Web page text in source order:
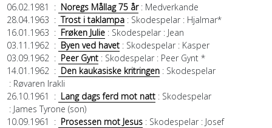
06.02.1981
: Noregs Mållag 75 år: Medverkande
28.04.1963 : Trost i taklampa: Skodespelar: Hjalmar*
16.01.1963 : Frøken Julie: Skodespelar: Jean
03.11.1962: Byen ved havet: Skodespelar: Kasper
03.09.1962: Peer Gynt: Skodespelar: Peer Gynt *
14.01.1962: Den kaukasiske kritringen: Skodespelar
: Røvaren Irakli
26.10.1961
: Lang dags ferd mot natt: Skodespelar
: James Tyrone (son)
10.09.1961
: Prosessen mot Jesus: Skodespelar: Josef